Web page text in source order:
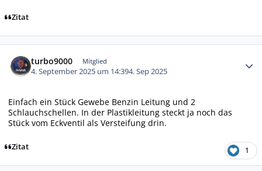
Zitat
turbo9000 Mitglied
4. September 2025 um 14:394. Sep 2025
Einfach ein Stück Gewebe Benzin Leitung und 2
Schlauchschellen. In der Plastikleitung steckt ja noch das
Stück vom Eckventil als Versteifung drin.
Zitat 1